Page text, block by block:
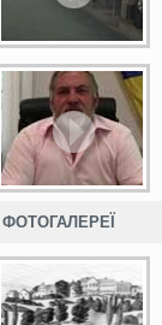
ФОТОГАЛЕРЕЇ